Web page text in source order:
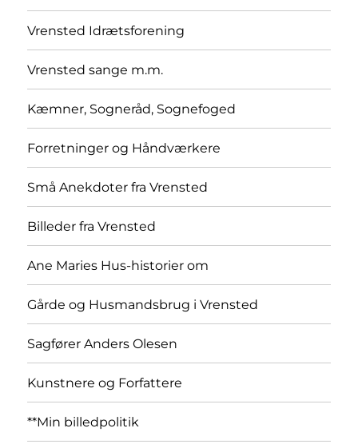
Vrensted Idrætsforening
Vrensted sange m.m.
Kæmner, Sogneråd, Sognefoged
Forretninger og Håndværkere
Små Anekdoter fra Vrensted
Billeder fra Vrensted
Ane Maries Hus-historier om
Gårde og Husmandsbrug i Vrensted
Sagfører Anders Olesen
Kunstnere og Forfattere
**Min billedpolitik